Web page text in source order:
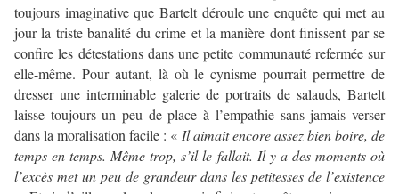
toujours imaginative que Bartelt déroule une enquête qui met au
jour la triste banalité du crime et la manière dont finissent par se
confire les détestations dans une petite communauté refermée sur
elle-même. Pour autant, là où le cynisme pourrait permettre de
dresser une interminable galerie de portraits de salauds, Bartelt
laisse toujours un peu de place à l’empathie sans jamais verser
dans la moralisation facile : « Il aimait encore assez bien boire, de
temps en temps. Même trop, s’il le fallait. Il y a des moments où
l’excès met un peu de grandeur dans les petitesses de l’existence